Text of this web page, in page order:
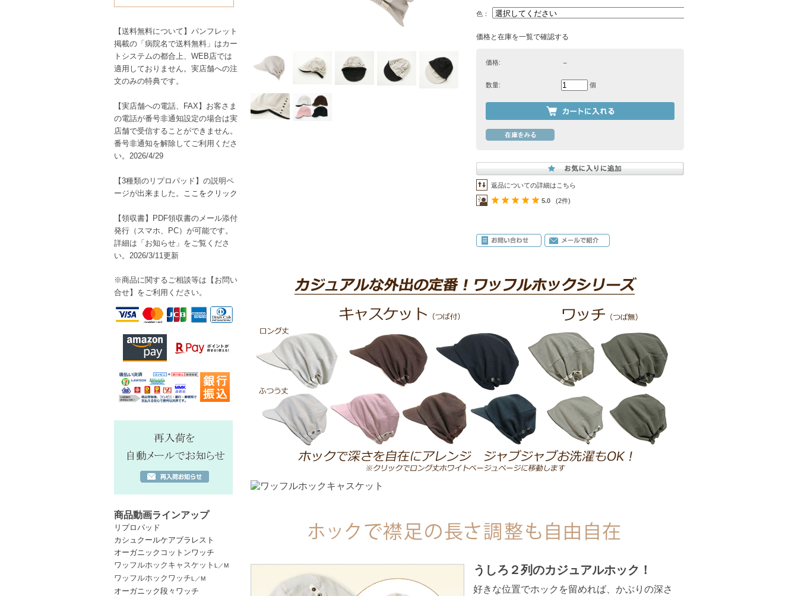
色：
価格と在庫を一覧で確認する
価格: －
数量: 個
返品についての詳細はこちら
5.0 (2件)
うしろ２列のカジュアルホック！
好きな位置でホックを留めれば、かぶりの深さ
【送料無料について】パンフレット
掲載の「病院名で送料無料」はカー
トシステムの都合上、WEB店では
適用しておりません。実店舗への注
文のみの特典です。
【実店舗への電話、FAX】お客さま
の電話が番号非通知設定の場合は実
店舗で受信することができません。
番号非通知を解除してご利用くださ
い。2026/4/29
【3種類のリプロパッド】の説明ペ
ージが出来ました。 ここをクリック
【領収書】PDF領収書のメール添付
発行（スマホ、PC）が可能です。
詳細は「お知らせ」をご覧くださ
い。2026/3/11更新
※商品に関するご相談等は【 お問い
合せ】をご利用ください。
商品動画ラインアップ
リプロパッド
カシュクールケアブラレスト
オーガニックコットンワッチ
ワッフルホックキャスケット L ／M
ワッフルホックワッチL ／M
オーガニック段々ワッチ